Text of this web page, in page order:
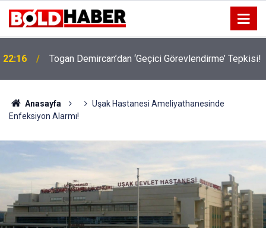
Togan Demircan’dan ‘Geçici Görevlendirme’ Tepkisi!
19:32 Sıcak Havalarda Ödem Şikayetini Hafife Almayın!
Anasayfa
Uşak Hastanesi Ameliyathanesinde
Enfeksiyon Alarmı!